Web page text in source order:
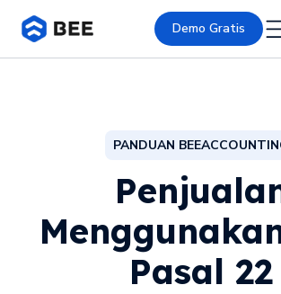
Demo Gratis
PANDUAN
Pasal 22